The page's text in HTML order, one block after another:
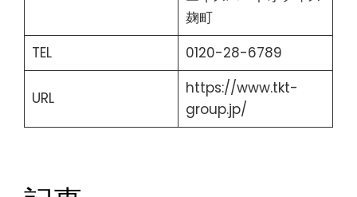
麹町
TEL
0120-28-6789
URL
https://www.tkt-
group.jp/